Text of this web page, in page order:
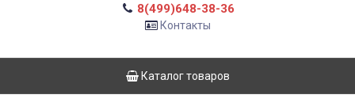
8(499)648-38-36
Контакты
Каталог товаров